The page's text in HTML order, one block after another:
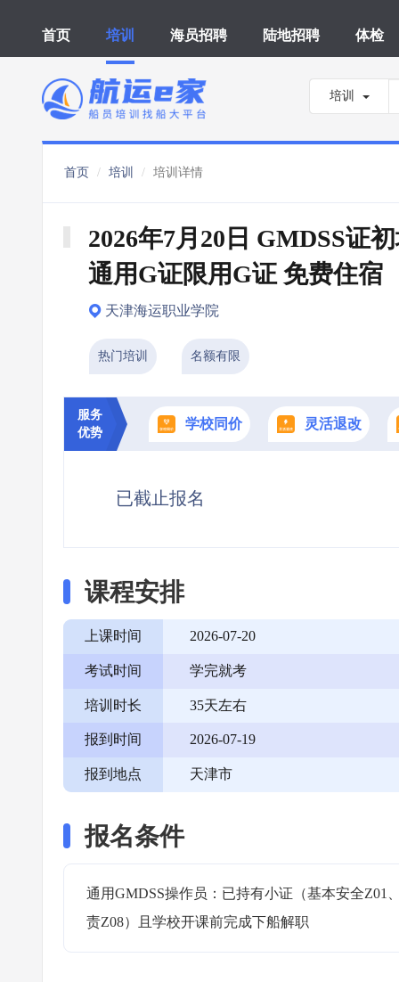
首页 培训 海员招聘 陆地招聘 体检
培训
首页 培训 培训详情
2026年7月20日 GMDSS证
通用G证限用G证 免费住宿
天津海运职业学院
热门培训 名额有限
服务
优势
学校同价 灵活退改
已截止报名
课程安排
上课时间 2026-07-20
考试时间 学完就考
培训时长 35天左右
报到时间 2026-07-19
报到地点 天津市
报名条件
通用GMDSS操作员：已持有小证（基本安全Z01
责Z08）且学校开课前完成下船解职